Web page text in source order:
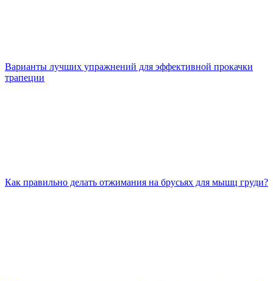
Варианты лучших упражнений для эффективной прокачки
трапеции
Как правильно делать отжимания на брусьях для мышц груди?